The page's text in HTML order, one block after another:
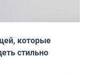
которые
стильно